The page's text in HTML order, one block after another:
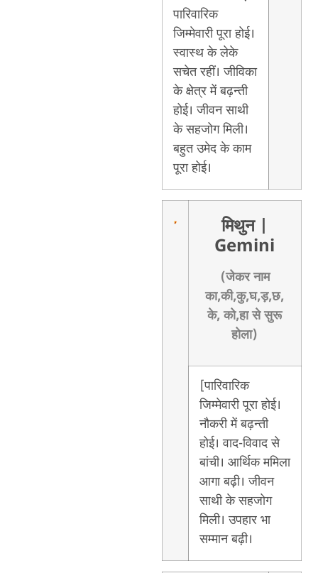
पारिवारिक
जिम्मेवारी पूरा होई।
स्वास्थ के लेके
सचेत रहीं। जीविका
के क्षेत्र में बढ़न्ती
होई। जीवन साथी
के सहजोग मिली।
बहुत उमेद के काम
पूरा होई।
मिथुन
Gemini
(जेकर नाम
का,की,कु,घ,ड़,छ,
के, को,हा से सुरू
होला)
[पारिवारिक
जिम्मेवारी पूरा होई।
नौकरी में बढ़न्ती
होई। वाद-विवाद से
बांची। आर्थिक ममिला
आगा बढ़ी। जीवन
साथी के सहजोग
मिली। उपहार भा
सम्मान बढ़ी।